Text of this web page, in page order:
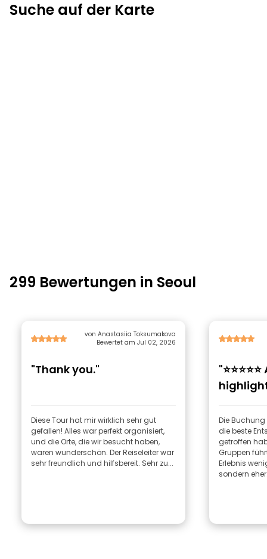
Suche auf der Karte
299 Bewertungen in Seoul
von Anastasiia Toksumakova
Bewertet am Jul 02, 2026
"Thank you."
Diese Tour hat mir wirklich sehr gut
gefallen! Alles war perfekt organisiert,
und die Orte, die wir besucht haben,
waren wunderschön. Der Reiseleiter war
sehr freundlich und hilfsbereit. Sehr zu...
Seoul!"
Die Buchung
die beste
getroffen
Gruppen
Erlebnis
sondern